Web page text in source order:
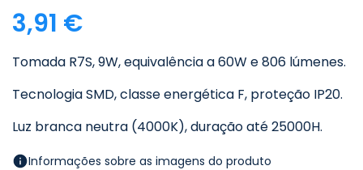
3,91 €
Tomada R7S, 9W, equivalência a 60W e 806 lúmenes.
Tecnologia SMD, classe energética F, proteção IP20.
Luz branca neutra (4000K), duração até 25000H.
Informações sobre as imagens do produto